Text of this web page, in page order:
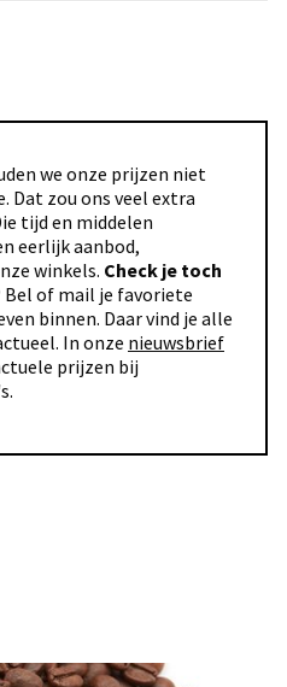
we onze prijzen niet
Dat zou ons veel extra
tijd en middelen
eerlijk aanbod,
winkels. Check je toch
Bel of mail je favoriete
binnen. Daar vind je alle
In onze nieuwsbrief
prijzen bij